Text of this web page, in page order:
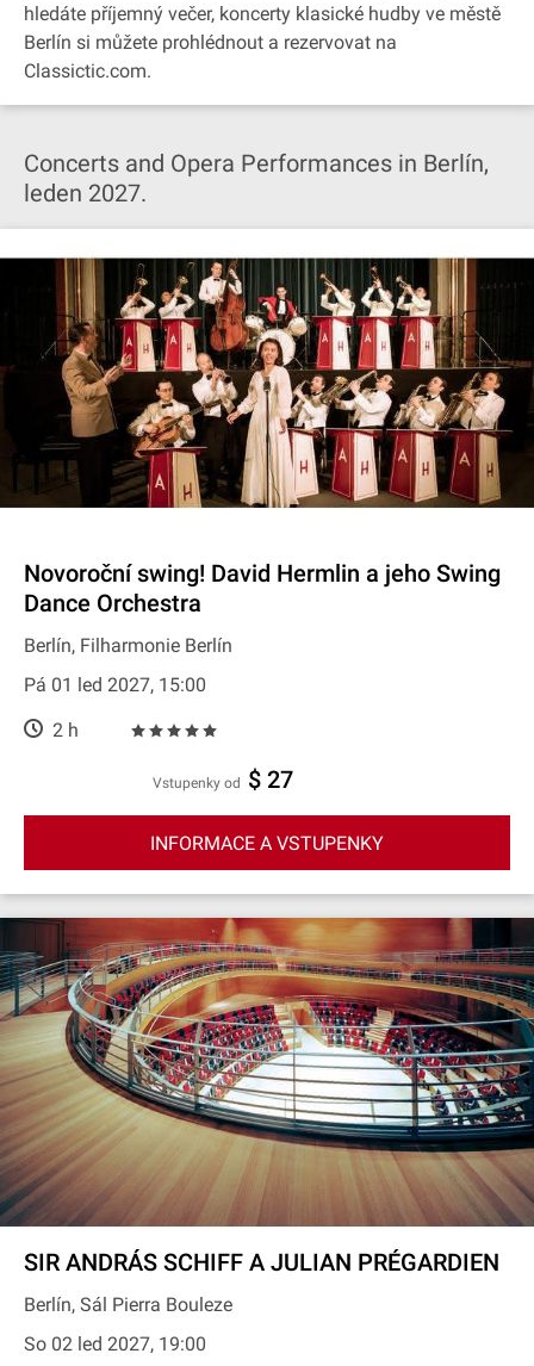
hledáte příjemný večer, koncerty klasické hudby ve městě
Berlín si můžete prohlédnout a rezervovat na
Classictic.com.
Concerts and Opera Performances in Berlín,
leden 2027.
Novoroční swing! David Hermlin a jeho Swing
Dance Orchestra
Berlín, Filharmonie Berlín
Pá 01 led 2027, 15:00
2 h
Vstupenky od $ 27
INFORMACE A VSTUPENKY
SIR ANDRÁS SCHIFF A JULIAN PRÉGARDIEN
Berlín, Sál Pierra Bouleze
So 02 led 2027, 19:00